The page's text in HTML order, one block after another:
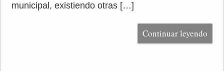
municipal, existiendo otras […]
Continuar leyendo